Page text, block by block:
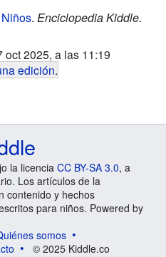
. Enciclopedia Kiddle.
oct 2025, a las 11:19
edición.
la licencia CC BY-SA 3.0, a
Los artículos de la
contenido y hechos
para niños. Powered by
somos
© 2025 Kiddle.co